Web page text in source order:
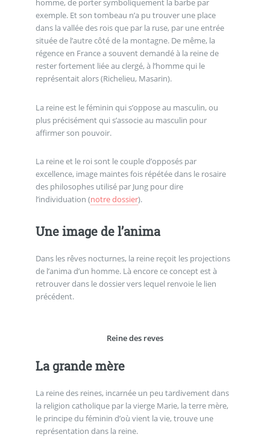
homme, de porter symboliquement la barbe par
exemple. Et son tombeau n’a pu trouver une place
dans la vallée des rois que par la ruse, par une entrée
située de l’autre côté de la montagne. De même, la
régence en France a souvent demandé à la reine de
rester fortement liée au clergé, à l’homme qui le
représentait alors (Richelieu, Masarin).
La reine est le féminin qui s’oppose au masculin, ou
plus précisément qui s’associe au masculin pour
affirmer son pouvoir.
La reine et le roi sont le couple d’opposés par
excellence, image maintes fois répétée dans le rosaire
des philosophes utilisé par Jung pour dire
l’individuation (notre dossier).
Une image de l’anima
Dans les rêves nocturnes, la reine reçoit les projections
de l’anima d’un homme. Là encore ce concept est à
retrouver dans le dossier vers lequel renvoie le lien
précédent.
Reine des reves
La grande mère
La reine des reines, incarnée un peu tardivement dans
la religion catholique par la vierge Marie, la terre mère,
le principe du féminin d’où vient la vie, trouve une
représentation dans la reine.